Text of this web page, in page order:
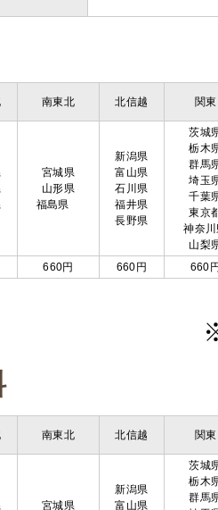
南東北 北信越 関東
宮城県
山形県
福島県
新潟県
富山県
石川県
福井県
長野県
茨城
栃木
群馬
埼玉
千葉
東京
神奈
山梨
660円 660円 660
送料
南東北 北信越 関東
宮城県
新潟県
富山県
茨城
栃木
群馬